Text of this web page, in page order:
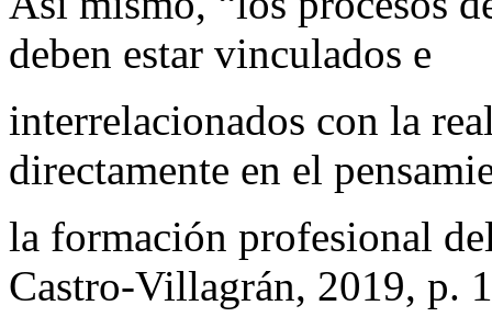
deben estar vinculados e
interrelacionados con la
directamente en el
la formación profesional
Castro-Villagrán, 2019, p.